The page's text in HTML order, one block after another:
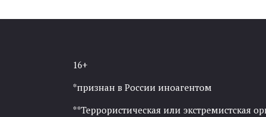
16+
*признан в России иноагентом
**Террористическая или экстремистская